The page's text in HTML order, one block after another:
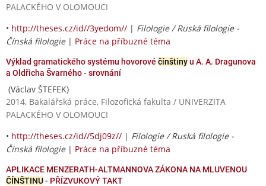
PALACKÉHO V OLOMOUCI
• http://theses.cz/id//3yedom// | Filologie / Ruská filologie -
Čínská filologie| Práce na příbuzné téma
Výklad gramatického systému hovorové čínštinyu A. A. Dragunova
a Oldřicha Švarného - srovnání
(Václav ŠTEFEK)
2014, Bakalářská práce, Filozofická fakulta / UNIVERZITA
PALACKÉHO V OLOMOUCI
• http://theses.cz/id//5dj09z// | Filologie / Ruská filologie -
Čínská filologie| Práce na příbuzné téma
APLIKACE MENZERATH-ALTMANNOVA ZÁKONA NA MLUVENOU
ČÍNŠTINU- PŘÍZVUKOVÝ TAKT